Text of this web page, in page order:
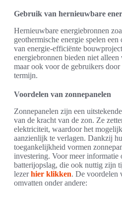
Gebruik van hernieuwbare
Hernieuwbare energiebronnen
geothermische energie spelen
van energie-efficiënte
energiebronnen bieden niet
maar ook voor de gebruikers door
termijn.
Voordelen van zonnepanelen
Zonnepanelen zijn een
van de kracht van de zon. Ze
elektriciteit, waardoor het
aanzienlijk te verlagen. Dankzij
toegankelijkheid vormen
investering. Voor meer informatie
batterijopslag, die ook nuttig zijn
lezerhier klikken. De voordelen
omvatten onder andere: